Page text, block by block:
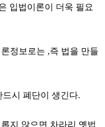
입법이론이 더욱 필요
정보로는 ,즉 법을 만들
시 폐단이 생긴다.
지 않으면 차라리 옛법